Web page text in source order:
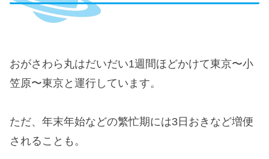
おがさわら丸はだいだい1週間ほどかけて東京〜小
笠原〜東京と運行しています。
ただ、年末年始などの繁忙期には3日おきなど増便
されることも。